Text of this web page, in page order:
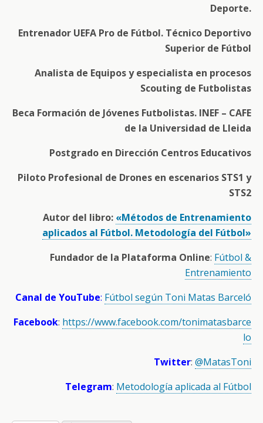
Deporte.
Entrenador UEFA Pro de Fútbol. Técnico Deportivo
Superior de Fútbol
Analista de Equipos y especialista en procesos
Scouting de Futbolistas
Beca Formación de Jóvenes Futbolistas. INEF – CAFE
de la Universidad de Lleida
Postgrado en Dirección Centros Educativos
Piloto Profesional de Drones en escenarios STS1 y
STS2
Autor del libro: «Métodos de Entrenamiento
aplicados al Fútbol. Metodología del Fútbol»
Fundador de la Plataforma Online: Fútbol &
Entrenamiento
Canal de YouTube: Fútbol según Toni Matas Barceló
Facebook: https://www.facebook.com/tonimatasbarce
lo
Twitter: @MatasToni
Telegram: Metodología aplicada al Fútbol